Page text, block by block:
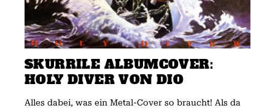
SKURRILE ALBUMCOVER:
HOLY DIVER VON DIO
Alles dabei, was ein Metal-Cover so braucht! Als da